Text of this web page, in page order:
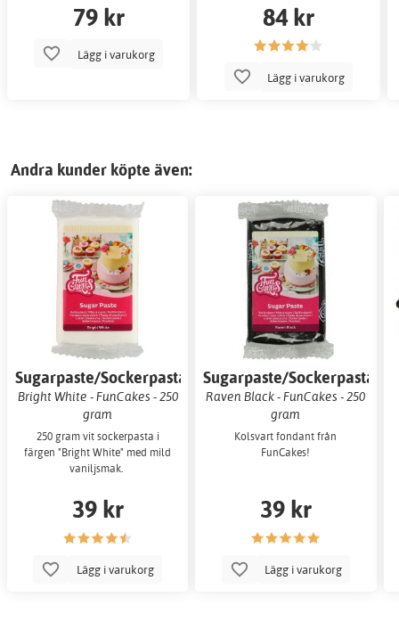
79 kr
Lägg i varukorg
84 kr
Lägg i varukorg
Andra kunder köpte även:
Sugarpaste/Sockerpasta
Bright White - FunCakes - 250
gram
250 gram vit sockerpasta i
färgen "Bright White" med mild
vaniljsmak.
39 kr
Lägg i varukorg
Sugarpaste/Sockerpasta
Raven Black - FunCakes - 250
gram
Kolsvart fondant från
FunCakes!
39 kr
Lägg i varukorg